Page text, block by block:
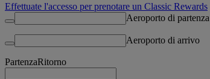
Effettuate l'accesso per prenotare un Classic Rewards
Aeroporto di partenza
Aeroporto di arrivo
PartenzaRitorno